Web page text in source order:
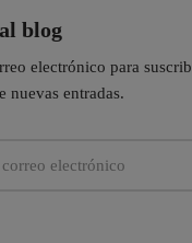
blog
electrónico para
nuevas entradas.